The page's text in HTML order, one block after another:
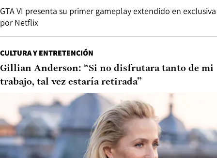
GTA VI presenta su primer gameplay extendido en exclusiva
por Netflix
CULTURA Y ENTRETENCIÓN
Gillian Anderson: “Si no disfrutara tanto de mi
trabajo, tal vez estaría retirada”